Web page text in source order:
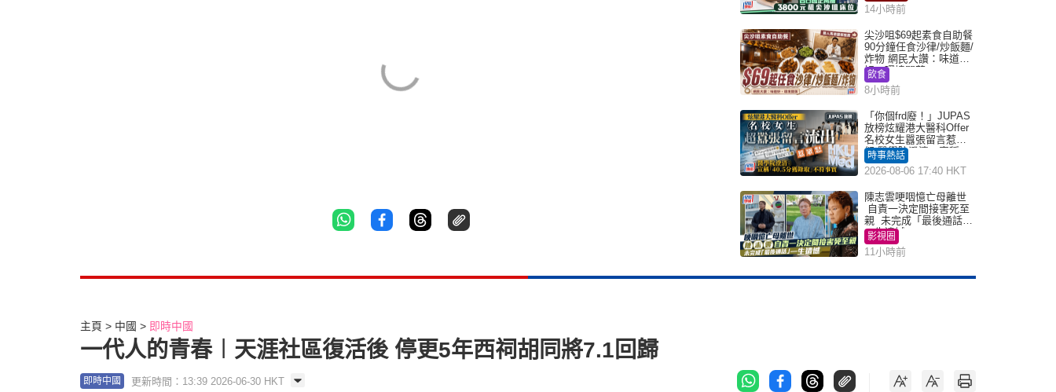
14小時前
尖沙咀$69起素食自助餐
90分鐘任食沙律/炒飯麵/
炸物 網民大讚：味道
好，環境闊落
飲食
8小時前
「你個frd廢！」JUPAS
放榜炫耀港大醫科Offer
名校女生囂張留言惹眾
怒 醫學院澄清：宣稱
「40.5分獲錄取」不符事
實｜Juicy叮
時事熱話
2026-08-06 17:40 HKT
陳志雲哽咽憶亡母離世
自責一決定間接害死至
親 未完成「最後通話」
一生遺憾
影視圈
11小時前
主頁 中國 即時中國
一代人的青春︱天涯社區復活後 停更5年西祠胡同將7.1回歸
即時中國 更新時間：13:39 2026-06-30 HKT